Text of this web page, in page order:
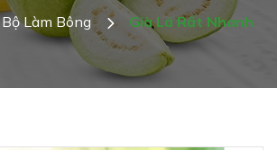
Bộ Làm Bông Già Lá Rất Nhanh